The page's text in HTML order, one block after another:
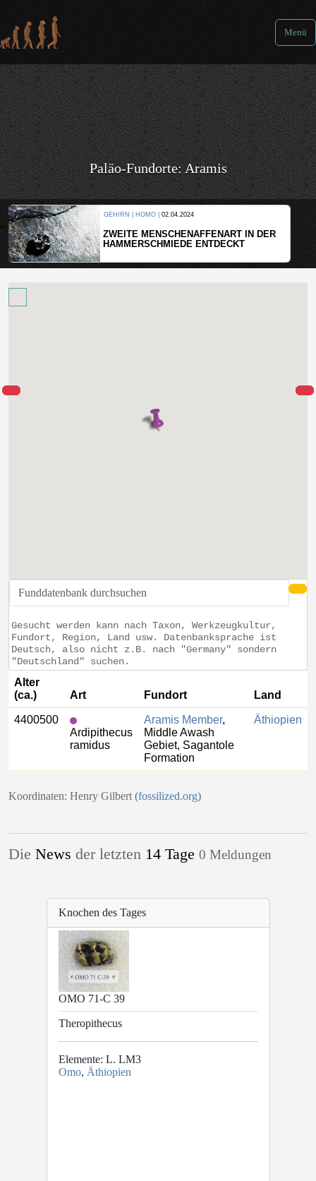
Menü
Paläo-Fundorte: Aramis
GEHIRN | HOMO | 02.04.2024
ZWEITE MENSCHENAFFENART IN DER
HAMMERSCHMIEDE ENTDECKT
Gesucht werden kann nach Taxon, Werkzeugkultur,
Fundort, Region, Land usw. Datenbanksprache ist
Deutsch, also nicht z.B. nach "Germany" sondern
"Deutschland" suchen.
Alter
(ca.)
Art Fundort Land
4400500
Ardipithecus
ramidus
Aramis Member,
Middle Awash
Gebiet, Sagantole
Formation
Äthiopien
Koordinaten: Henry Gilbert (fossilized.org)
Die News der letzten 14 Tage 0 Meldungen
Knochen des Tages
OMO 71-C 39
Theropithecus
Elemente: L. LM3
Omo, Äthiopien